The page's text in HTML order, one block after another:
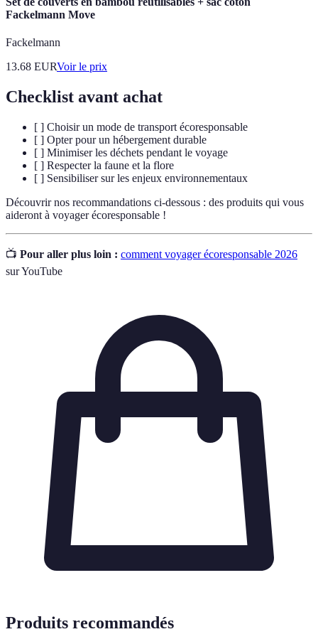
Fackelmann Move
Fackelmann
13.68 EURVoir le prix
Checklist avant achat
[ ] Choisir un mode de transport écoresponsable
[ ] Opter pour un hébergement durable
[ ] Minimiser les déchets pendant le voyage
[ ] Respecter la faune et la flore
[ ] Sensibiliser sur les enjeux environnementaux
Découvrir nos recommandations ci-dessous : des produits qui vous
aideront à voyager écoresponsable !
📺 Pour aller plus loin : comment voyager écoresponsable 2026
sur YouTube
Produits recommandés